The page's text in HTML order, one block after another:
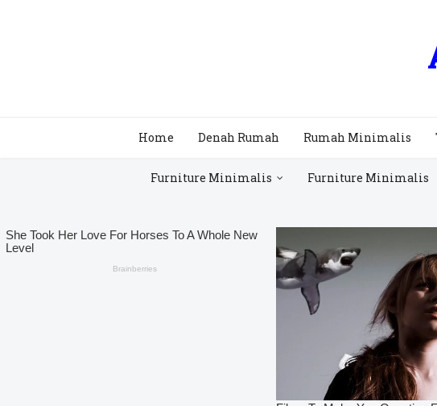
Home Denah Rumah Rumah Minimalis
Furniture Minimalis Furniture Minimalis